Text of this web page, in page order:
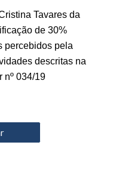
Tavares da
de 30%
percebidos pela
descritas na
nº 034/19